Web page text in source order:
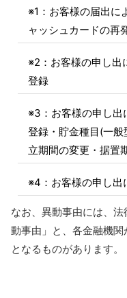
※1：お客様の届出に
ャッシュカードの再
※2：お客様の申し出
登録
※3：お客様の申し出
登録・貯金種目(一
立期間の変更・据置
※4：お客様の申し出
なお、異動事由には、
動事由」と、各金融機
となるものがあります。